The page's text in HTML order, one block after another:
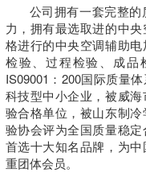
公司拥有一套完整
力，拥有最选取进的中
格进行的中央空调辅助
检验、过程检验、成品
IS09001：200国际质量
科技型中小企业，被威
验合格单位，被山东制
验协会评为全国质量稳
首选十大知名品牌，为
重团体会员。